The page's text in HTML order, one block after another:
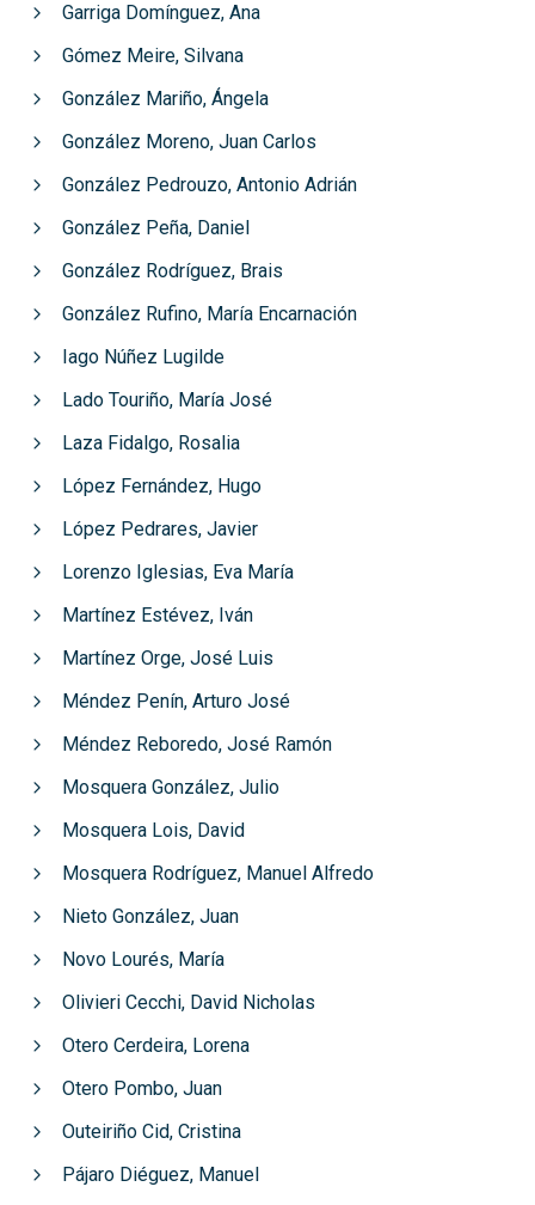
Garriga Domínguez, Ana
Gómez Meire, Silvana
González Mariño, Ángela
González Moreno, Juan Carlos
González Pedrouzo, Antonio Adrián
González Peña, Daniel
González Rodríguez, Brais
González Rufino, María Encarnación
Iago Núñez Lugilde
Lado Touriño, María José
Laza Fidalgo, Rosalia
López Fernández, Hugo
López Pedrares, Javier
Lorenzo Iglesias, Eva María
Martínez Estévez, Iván
Martínez Orge, José Luis
Méndez Penín, Arturo José
Méndez Reboredo, José Ramón
Mosquera González, Julio
Mosquera Lois, David
Mosquera Rodríguez, Manuel Alfredo
Nieto González, Juan
Novo Lourés, María
Olivieri Cecchi, David Nicholas
Otero Cerdeira, Lorena
Otero Pombo, Juan
Outeiriño Cid, Cristina
Pájaro Diéguez, Manuel